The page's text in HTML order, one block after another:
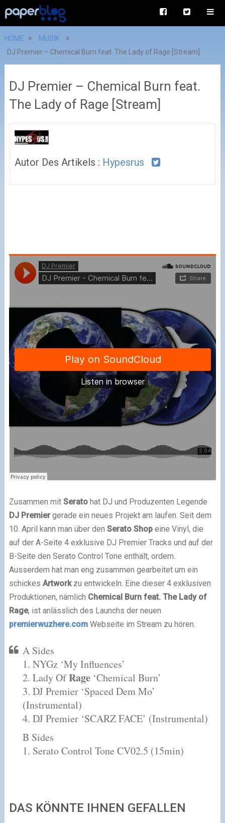
HOME
MUSIK
DJ Premier – Chemical Burn feat. The Lady of Rage [Stream]
DJ Premier – Chemical Burn feat.
The Lady of Rage [Stream]
Autor Des Artikels : Hypesrus
Zusammen mit Seratohat DJ und Produzenten Legende
DJ Premiergerade ein neues Projekt am laufen. Seit dem
10. April kann man über den Serato Shopeine Vinyl, die
auf der A-Seite 4 exklusive DJ Premier Tracks und auf der
B-Seite den Serato Control Tone enthält, ordern.
Ausserdem hat man eng zusammen gearbeitet um ein
schickes Artworkzu entwickeln. Eine dieser 4 exklusiven
Produktionen, nämlich Chemical Burnfeat. The Lady of
Rage, ist anlässlich des Launchs der neuen
premierwuzhere.comWebseite im Stream zu hören.
A Sides
1. NYGz ‘My Influences’
2. Lady OfRage‘Chemical Burn’
3. DJ Premier ‘Spaced Dem Mo’
(Instrumental)
4. DJ Premier ‘SCARZ FACE’ (Instrumental)
B Sides
1. Serato Control Tone CV02.5 (15min)
DAS KÖNNTE IHNEN GEFALLEN